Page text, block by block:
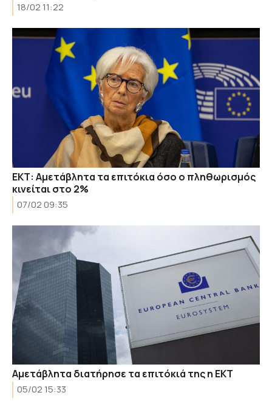
18/02 11:22
ΕΚΤ: Αμετάβλητα τα επιτόκια όσο ο πληθωρισμός
κινείται στο 2%
07/02 09:35
Αμετάβλητα διατήρησε τα επιτόκιά της η ΕΚΤ
05/02 15:33